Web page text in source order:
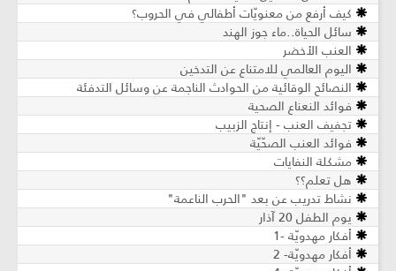
كيف أرفع من معنويّات أطفالي في الحروب؟
سائل الحياة..ماء جوز الهند
العنب الأخضر
اليوم العالمي للامتناع عن التدخين
النصائح الوقائية من الحوادث الناجمة عن وسائل التدفئة
فوائد النعناع الصحية
تجفيف العنب - إنتاج الزبيب
فوائد العنب الصحّيّة
مشكلة النفايات
هل تعلم؟؟
نشاط تدريب عن بعد "الحرب الناعمة"
يوم الطفل 20 آذار
أفكار مهدويّة -1
أفكار مهدويّة- 2